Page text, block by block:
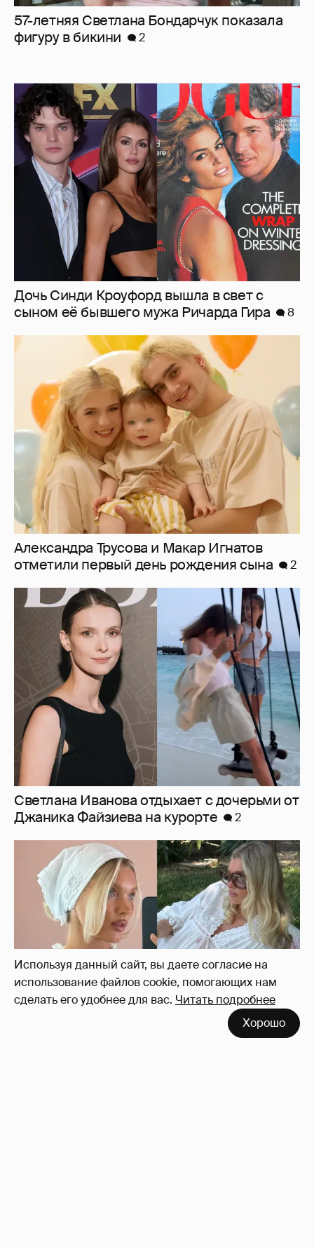
Используя данный сайт, вы даете согласие на
использование файлов cookie, помогающих нам
сделать его удобнее для вас. Читать подробнее
Хорошо
Дочь Синди Кроуфорд вышла в свет с
сыном её бывшего мужа Ричарда Гира
8
Александра Трусова и Макар Игнатов
отметили первый день рождения сына
2
Светлана Иванова отдыхает с дочерьми от
Джаника Файзиева на курорте
2
Эльза Хоск показала новорожденную дочь